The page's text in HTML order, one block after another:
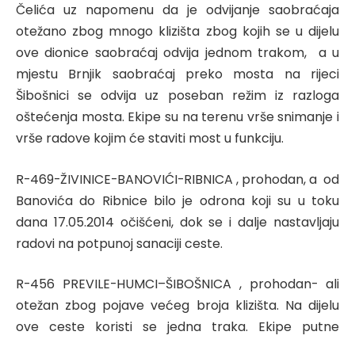
Čelića uz napomenu da je odvijanje saobraćaja
otežano zbog mnogo klizišta zbog kojih se u dijelu
ove dionice saobraćaj odvija jednom trakom, a u
mjestu Brnjik saobraćaj preko mosta na rijeci
Šibošnici se odvija uz poseban režim iz razloga
oštećenja mosta. Ekipe su na terenu vrše snimanje i
vrše radove kojim će staviti most u funkciju.
R-469-ŽIVINICE-BANOVIĆI-RIBNICA , prohodan, a od
Banovića do Ribnice bilo je odrona koji su u toku
dana 17.05.2014 očišćeni, dok se i dalje nastavljaju
radovi na potpunoj sanaciji ceste.
R-456 PREVILE-HUMCI–ŠIBOŠNICA , prohodan- ali
otežan zbog pojave većeg broja klizišta. Na dijelu
ove ceste koristi se jedna traka. Ekipe putne